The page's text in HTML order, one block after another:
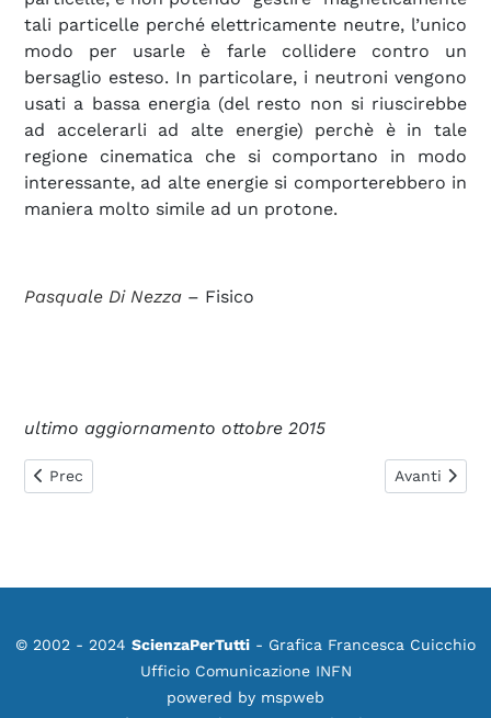
tali particelle perché elettricamente neutre, l’unico
modo per usarle è farle collidere contro un
bersaglio esteso. In particolare, i neutroni vengono
usati a bassa energia (del resto non si riuscirebbe
ad accelerarli ad alte energie) perchè è in tale
regione cinematica che si comportano in modo
interessante, ad alte energie si comporterebbero in
maniera molto simile ad un protone.
Pasquale Di Nezza – Fisico
ultimo aggiornamento ottobre 2015
Articolo precedente: 0442. Neutrini massivi e Modello
Prec Articolo
Avanti
© 2002 - 2024 ScienzaPerTutti - Grafica Francesca Cuicchio
Ufficio Comunicazione INFN
powered by mspweb